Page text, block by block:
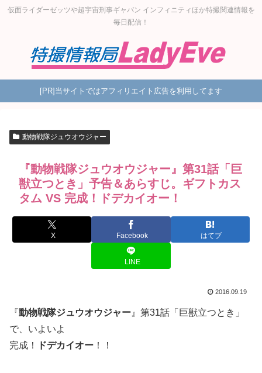
仮面ライダーゼッツや超宇宙刑事ギャバン インフィニティほか特撮関連情報を
毎日配信！
[PR]当サイトではアフィリエイト広告を利用してます
動物戦隊ジュウオウジャー
『動物戦隊ジュウオウジャー』第31話「巨
獣立つとき」予告＆あらすじ。ギフトカス
タム VS 完成！ドデカイオー！
X Facebook はてブ
LINE
2016.09.19
『動物戦隊ジュウオウジャー 』第31話「巨獣立つとき」
で、いよいよ
完成！
ドデカイオー ！！